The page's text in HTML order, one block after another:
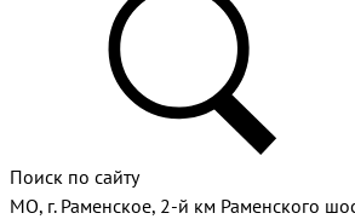
Поиск по сайту
МО, г. Раменское, 2-й км Раменского